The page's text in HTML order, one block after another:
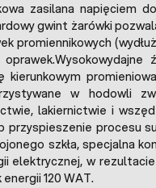
zasilana napięciem
gwint żarówki
promiennikowych
kierunkowym
w hodowli
lakiernictwie i
przyspieszenie procesu
szkła, specjalna
elektrycznej, w
120 WAT.